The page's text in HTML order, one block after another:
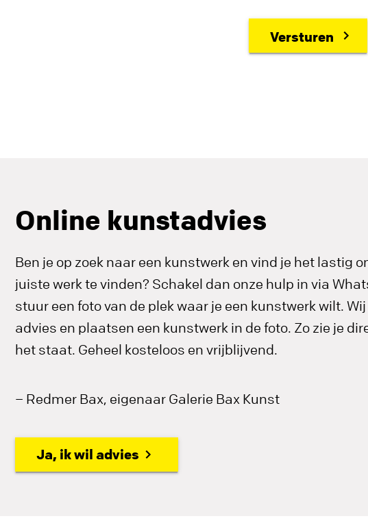
Online kunstadvies
Ben je op zoek naar een kunstwerk en vind je het lastig
juiste werk te vinden? Schakel dan onze hulp in via
stuur een foto van de plek waar je een kunstwerk wilt.
advies en plaatsen een kunstwerk in de foto. Zo zie je
het staat. Geheel kosteloos en vrijblijvend.
– Redmer Bax, eigenaar Galerie Bax Kunst
Ja, ik wil advies